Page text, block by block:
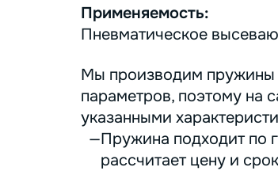
Применяемость:
Пневматическое
Мы производим пружины
параметров, поэтому на
указанными
Пружина подходит по
рассчитает цену и